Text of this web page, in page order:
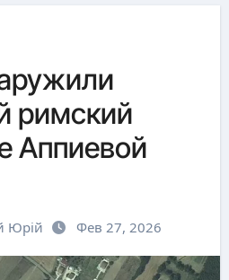
римский
Аппиевой
Юрій Фев 27, 2026